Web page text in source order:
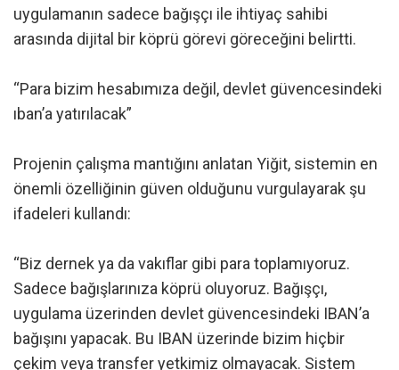
uygulamanın sadece bağışçı ile ihtiyaç sahibi
arasında dijital bir köprü görevi göreceğini belirtti.
“Para bizim hesabımıza değil, devlet güvencesindeki
ıban’a yatırılacak”
Projenin çalışma mantığını anlatan Yiğit, sistemin en
önemli özelliğinin güven olduğunu vurgulayarak şu
ifadeleri kullandı:
“Biz dernek ya da vakıflar gibi para toplamıyoruz.
Sadece bağışlarınıza köprü oluyoruz. Bağışçı,
uygulama üzerinden devlet güvencesindeki IBAN’a
bağışını yapacak. Bu IBAN üzerinde bizim hiçbir
çekim veya transfer yetkimiz olmayacak. Sistem